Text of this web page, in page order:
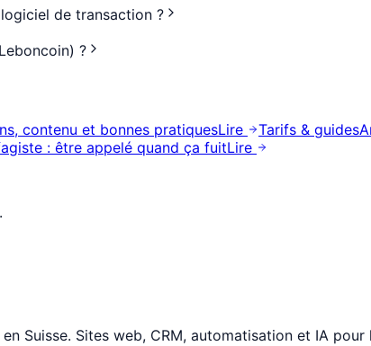
de transaction ?
?
contenu et bonnes pratiquesLire Tarifs & guides
: être appelé quand ça fuitLire
Suisse. Sites web, CRM, automatisation et IA